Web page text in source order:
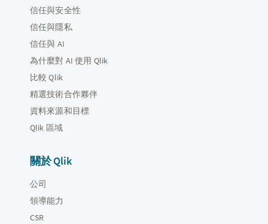
信任與安全性
信任與隱私
信任與 AI
為什麼對 AI 使用 Qlik
比較 Qlik
精選技術合作夥伴
資料來源和目標
Qlik 區域
關於 Qlik
公司
領導能力
CSR